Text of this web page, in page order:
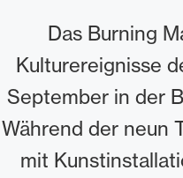
Das Burning
Kulturereignisse
September in der
Während der neun
mit